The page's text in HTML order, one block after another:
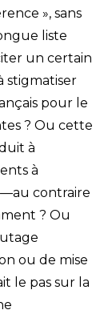
», sans
liste
un certain
stigmatiser
pour le
? Ou cette
à
à
contraire
? Ou
ou de mise
le pas sur la